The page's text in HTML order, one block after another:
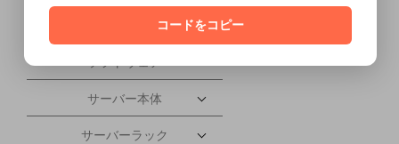
サーバー本体
サーバーラック
コードをコピー